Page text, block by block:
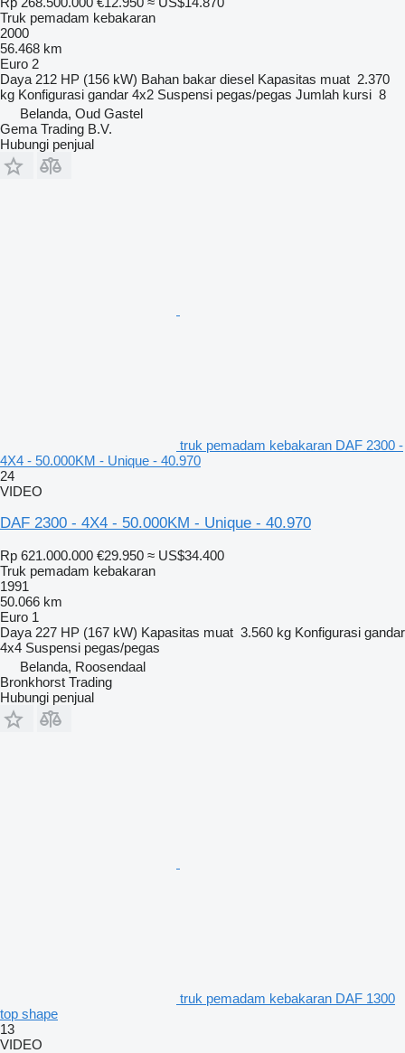
Truk pemadam kebakaran
2000
56.468 km
Euro 2
Daya 212 HP (156 kW) Bahan bakar diesel Kapasitas muat 2.370
kg Konfigurasi gandar 4x2 Suspensi pegas/pegas Jumlah kursi 8
Belanda, Oud Gastel
Gema Trading B.V.
Hubungi penjual
truk pemadam kebakaran DAF 2300 -
4X4 - 50.000KM - Unique - 40.970
24
VIDEO
DAF 2300 - 4X4 - 50.000KM - Unique - 40.970
Rp 621.000.000 €29.950 ≈ US$34.400
Truk pemadam kebakaran
1991
50.066 km
Euro 1
Daya 227 HP (167 kW) Kapasitas muat 3.560 kg Konfigurasi gandar
4x4 Suspensi pegas/pegas
Belanda, Roosendaal
Bronkhorst Trading
Hubungi penjual
truk pemadam kebakaran DAF 1300
top shape
13
VIDEO